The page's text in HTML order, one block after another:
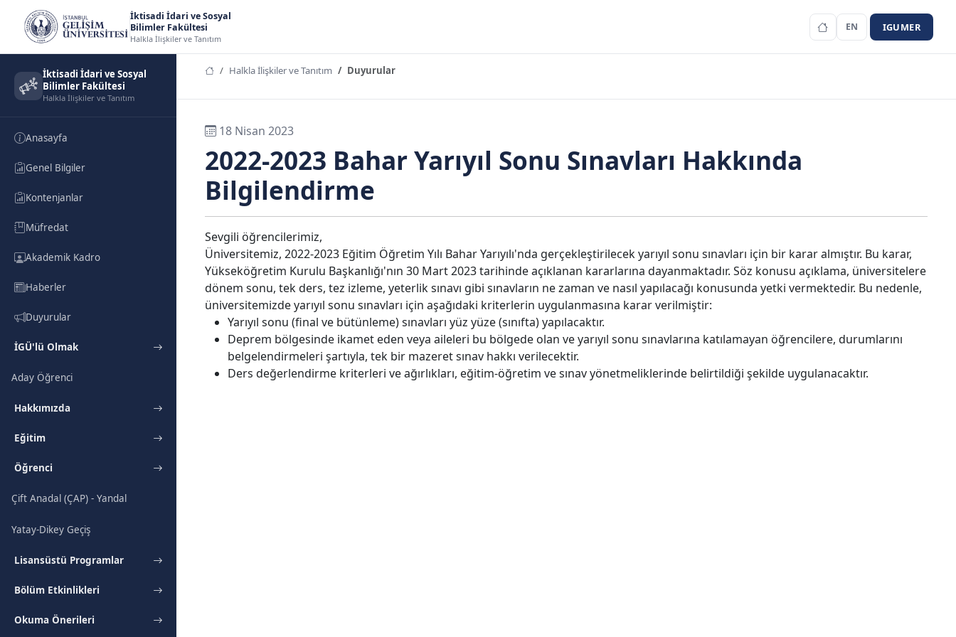
İktisadi İdari ve Sosyal
Bilimler Fakültesi
Halkla İlişkiler ve Tanıtım
EN IGUMER
İktisadi İdari ve Sosyal
Bilimler Fakültesi
Halkla İlişkiler ve Tanıtım
Anasayfa
Genel Bilgiler
Kontenjanlar
Müfredat
Akademik Kadro
Haberler
Duyurular
İGÜ'lü Olmak
Aday Öğrenci
Hakkımızda
Eğitim
Öğrenci
Çift Anadal (ÇAP) - Yandal
Yatay-Dikey Geçiş
Lisansüstü Programlar
Bölüm Etkinlikleri
Okuma Önerileri
Halkla İlişkiler ve Tanıtım Duyurular
18 Nisan 2023
2022-2023 Bahar Yarıyıl Sonu Sınavları Hakkında
Bilgilendirme
Sevgili öğrencilerimiz,
Üniversitemiz, 2022-2023 Eğitim Öğretim Yılı Bahar Yarıyılı'nda gerçekleştirilecek yarıyıl sonu sınavları için bir karar almıştır. Bu karar,
Yükseköğretim Kurulu Başkanlığı'nın 30 Mart 2023 tarihinde açıklanan kararlarına dayanmaktadır. Söz konusu açıklama, üniversitelere
dönem sonu, tek ders, tez izleme, yeterlik sınavı gibi sınavların ne zaman ve nasıl yapılacağı konusunda yetki vermektedir. Bu nedenle,
üniversitemizde yarıyıl sonu sınavları için aşağıdaki kriterlerin uygulanmasına karar verilmiştir:
Yarıyıl sonu (final ve bütünleme) sınavları yüz yüze (sınıfta) yapılacaktır.
Deprem bölgesinde ikamet eden veya aileleri bu bölgede olan ve yarıyıl sonu sınavlarına katılamayan öğrencilere, durumlarını
belgelendirmeleri şartıyla, tek bir mazeret sınav hakkı verilecektir.
Ders değerlendirme kriterleri ve ağırlıkları, eğitim-öğretim ve sınav yönetmeliklerinde belirtildiği şekilde uygulanacaktır.